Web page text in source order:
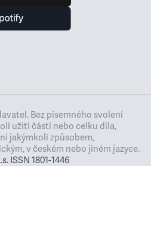
Bez písemného svolení
užití částí nebo celku díla,
jakýmkoli způsobem,
v českém nebo jiném jazyce.
ISSN 1801-1446